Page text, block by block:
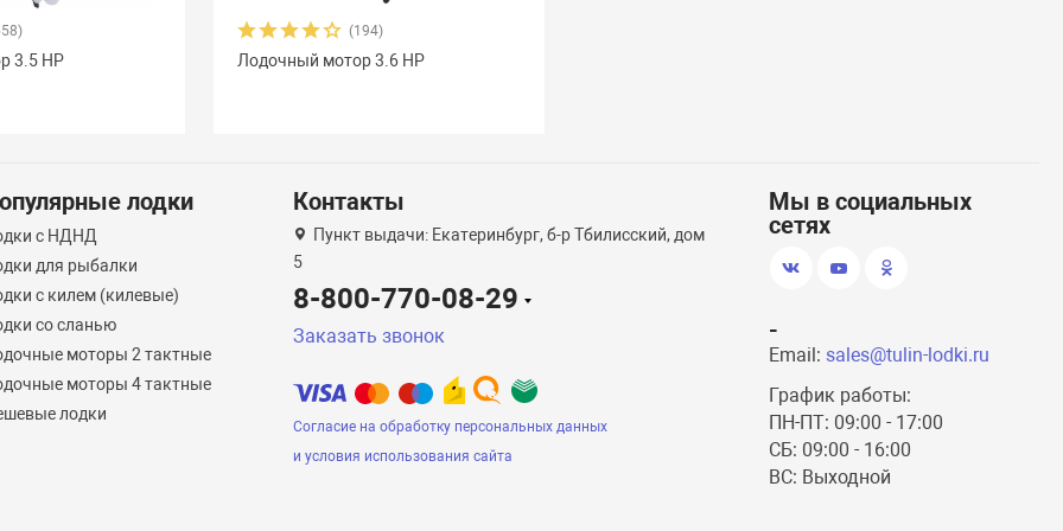
3.5 HP
(194)
Лодочный мотор 3.6 HP
лодки
с НДНД
для рыбалки
с килем (килевые)
со сланью
моторы 2 тактные
моторы 4 тактные
лодки
Контакты
Пункт выдачи: Екатеринбург, б-р Тбилисский, дом
5
8-800-770-08-29
Заказать звонок
Согласие на обработку персональных данных
и условия использования сайта
Мы в социальных
сетях
-
Email: sales@tulin-lodki.ru
График работы:
ПН-ПТ: 09:00 - 17:00
СБ: 09:00 - 16:00
ВС: Выходной